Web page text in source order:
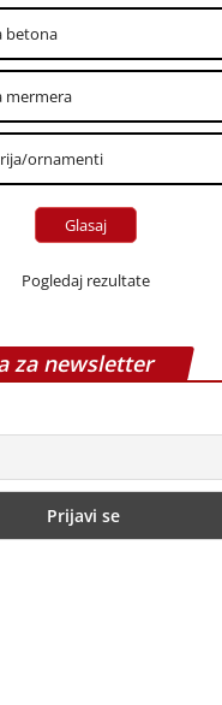
betona
mermera
ornamenti
Pogledaj rezultate
za newsletter